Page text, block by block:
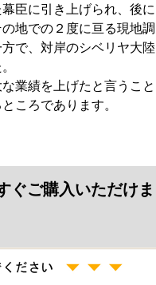
臣に引き上げられ、後に
地での２度に亘る現地調
で、対岸のシベリヤ大陸
業績を上げたと言うこと
ころであります。
ぐご購入いただけま